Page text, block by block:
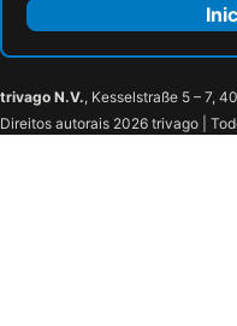
trivago N.V., Kesselstraße 5 – 7,
Direitos autorais 2026 trivago |